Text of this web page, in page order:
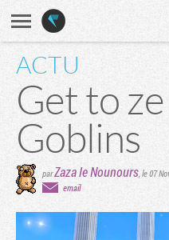
ACTU
Get to
Goblins
parZaza le Nounours,le 07
email